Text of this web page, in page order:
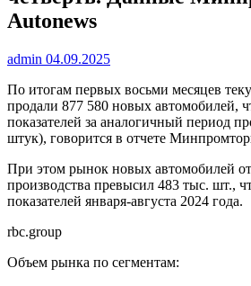
Autonews
admin 04.09.2025
По итогам первых восьми месяцев
продали 877 580 новых автомобилей,
показателей за аналогичный период
штук), говорится в отчете
При этом рынок новых автомобилей
производства превысил 483 тыс. шт.,
показателей января-августа 2024 года.
rbc.group
Объем рынка по сегментам: